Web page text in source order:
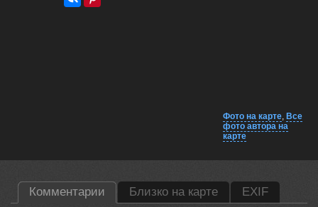
Фото на карте, Все
фото автора на
карте
Комментарии Близко на карте EXIF